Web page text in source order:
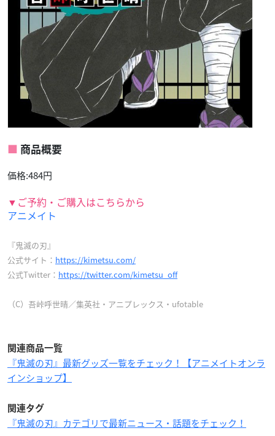
商品概要
価格:484円
▼ご予約・ご購入はこちらから
アニメイト
『鬼滅の刃』
公式サイト： https://kimetsu.com/
公式Twitter： https://twitter.com/kimetsu_off
（C）吾峠呼世晴／集英社・アニプレックス・ufotable
関連商品一覧
『鬼滅の刃』最新グッズ一覧をチェック！【アニメイトオンラ
インショップ】
関連タグ
『鬼滅の刃』カテゴリで最新ニュース・話題をチェック！